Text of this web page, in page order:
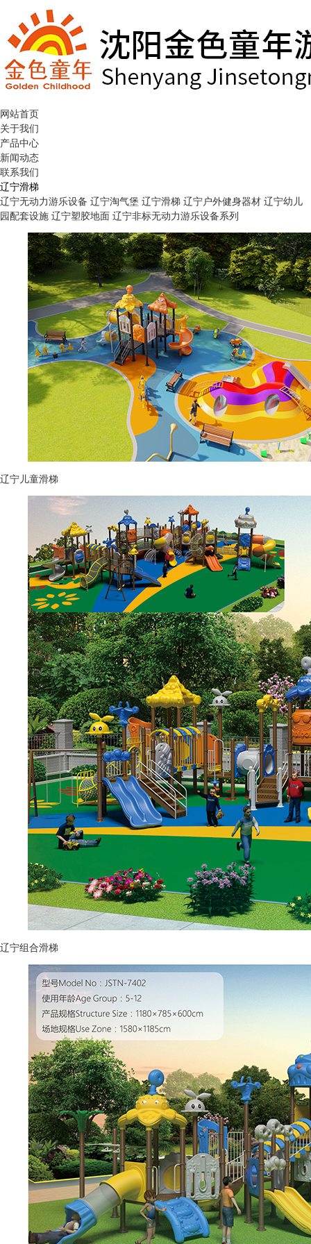
网站首页
关于我们
产品中心
新闻动态
联系我们
辽宁滑梯
辽宁无动力游乐设备 辽宁淘气堡 辽宁滑梯 辽宁户外健身器材 辽宁幼儿
园配套设施 辽宁塑胶地面 辽宁非标无动力游乐设备系列
辽宁儿童滑梯
辽宁组合滑梯